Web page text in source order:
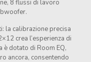
8 flussi di lavoro
la calibrazione precisa
crea l’esperienza di
è dotato di Room EQ,
ancora, consentendo